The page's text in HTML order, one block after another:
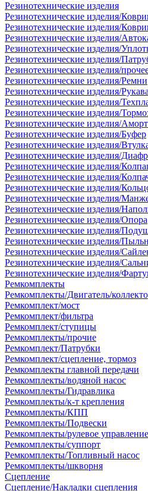
Резинотехнические изделия
Резинотехнические изделия/
Резинотехнические изделия/
Резинотехнические изделия/
Резинотехнические изделия/
Резинотехнические изделия/
Резинотехнические изделия/
Резинотехнические изделия/Ремни
Резинотехнические изделия/Рукава
Резинотехнические изделия/
Резинотехнические изделия/
Резинотехнические изделия/
Резинотехнические изделия/Буфер
Резинотехнические изделия/
Резинотехнические изделия/
Резинотехнические изделия/
Резинотехнические изделия/
Резинотехнические изделия/
Резинотехнические изделия/
Резинотехнические изделия/
Резинотехнические изделия/Опора
Резинотехнические изделия/
Резинотехнические изделия/
Резинотехнические изделия/
Резинотехнические изделия/
Резинотехнические изделия/
Ремкомплекты
Ремкомплекты/Двигатель/
Ремкомплект/мост
Ремкомплект/фильтра
Ремкомплект/ступицы
Ремкомплекты/прочие
Ремкомплект/Патрубки
Ремкомплект/сцепление, тормоз
Ремкомплекты главной передачи
Ремкомплекты/водяной насос
Ремкомплекты/Гидравлика
Ремкомплекты/к-т крепления
Ремкомплекты/КПП
Ремкомплекты/Подвески
Ремкомплекты/рулевое управление
Ремкомплекты/суппорт
Ремкомплекты/Топливный насос
Ремкомплекты/шкворня
Сцепление
Сцепление/Накладки сцепления